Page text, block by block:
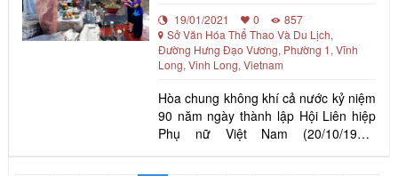
Long, Long An và
19/01/2021 0
857
Sở Văn Hóa Thể Thao Và Du Lịch,
Đường Hưng Đạo Vương, Phường 1, Vĩnh
Long, Vinh Long, Vietnam
Hòa chung không khí cả nước kỷ niệm
90 năm ngày thành lập Hội Liên hiệp
Phụ nữ Việt Nam (20/10/1930-